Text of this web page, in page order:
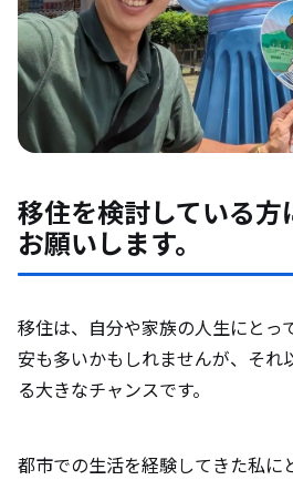
移住を検討している方
お願いします。
移住は、自分や家族の人生にとっ
安も多いかもしれませんが、それ
る大きなチャンスです。
都市での生活を経験してきた私に